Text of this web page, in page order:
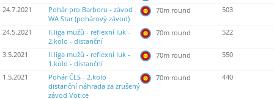
24.7.2021
Pohár pro Barboru - závod
WA Star (pohárový závod)
70m round 503
24.5.2021
II.liga mužů - reflexní luk -
2.kolo - distanční
70m round 522
3.5.2021
II.liga mužů - reflexní luk -
1.kolo - distanční
70m round 550
1.5.2021
Pohár ČLS - 2.kolo -
distanční náhrada za zrušený
závod Votice
70m round 440